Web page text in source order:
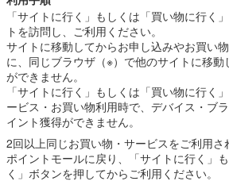
「サイトに行く」もしくは「買い物に行く
トを訪問し、ご利用ください。
サイトに移動してからお申し込みやお買い
に、同じブラウザ（※）で他のサイトに移
ができません。
「サイトに行く」もしくは「買い物に行く
ービス・お買い物利用時で、デバイス・ブ
イント獲得ができません。
2回以上同じお買い物・サービスをご利用さ
ポイントモールに戻り、「サイトに行く」
く」ボタンを押してからご利用ください。